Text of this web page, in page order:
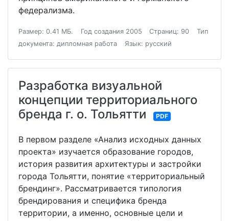
федерализма.
Размер: 0.41 МБ. Год создания 2005 Страниц: 90
Тип
документа: дипломная работа
Язык: русский
Разработка визуальной
концепции территориального
бренда г. о. Тольятти
PDF
В первом разделе «Анализ исходных данных
проекта» изучается образование городов,
история развития архитектуры и застройки
города Тольятти, понятие «территориальный
брендинг». Рассматривается типология
брендирования и специфика бренда
территории, а именно, основные цели и